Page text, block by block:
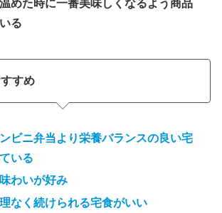
めた時に一番美味しくなるよう商品
る
すめ
ビニ弁当より栄養バランスの良い宅
いる
わいが好み
なく続けられる宅食がいい